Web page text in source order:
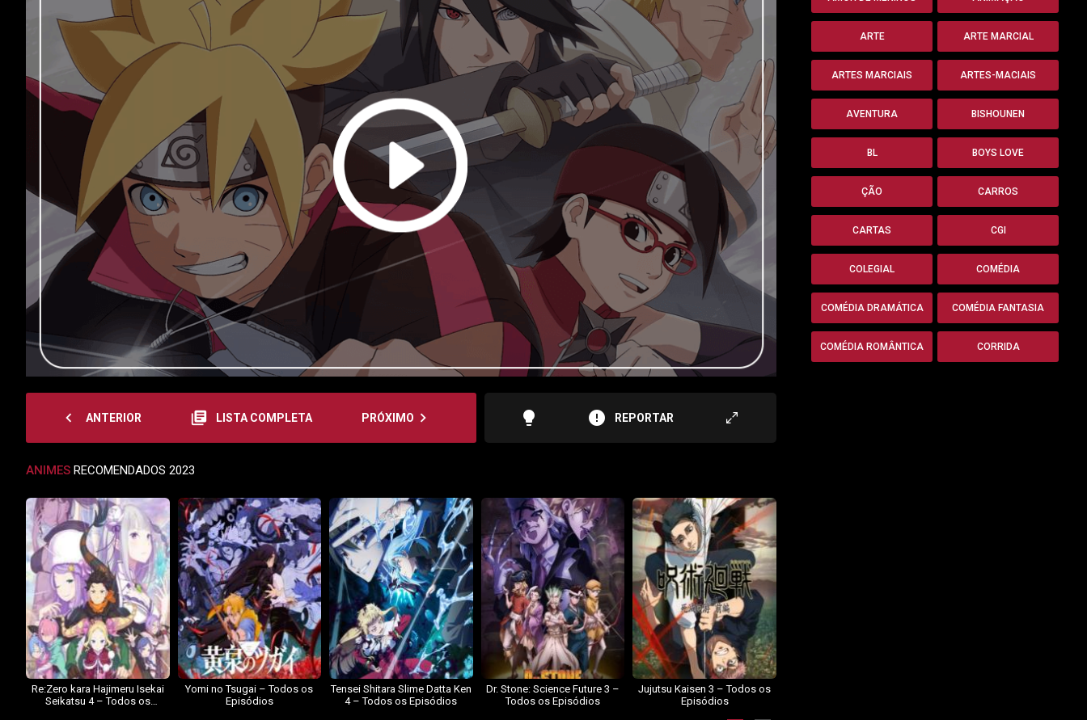
navigate_before ANTERIOR library_books LISTA COMPLETA PRÓXIMO navigate_next lightbulb error REPORTAR
ANIMES RECOMENDADOS 2023
Re:Zero kara Hajimeru Isekai
Seikatsu 4 – Todos os
Yomi no Tsugai – Todos os
Episódios
Tensei Shitara Slime Datta Ken
4 – Todos os Episódios
Dr. Stone: Science Future 3 –
Todos os Episódios
Jujutsu Kaisen 3 – Todos os
Episódios
ARTE ARTE MARCIAL
ARTES MARCIAIS ARTES-MACIAIS
AVENTURA BISHOUNEN
BL BOYS LOVE
ÇÃO CARROS
CARTAS CGI
COLEGIAL COMÉDIA
COMÉDIA DRAMÁTICA COMÉDIA FANTASIA
COMÉDIA ROMÂNTICA CORRIDA